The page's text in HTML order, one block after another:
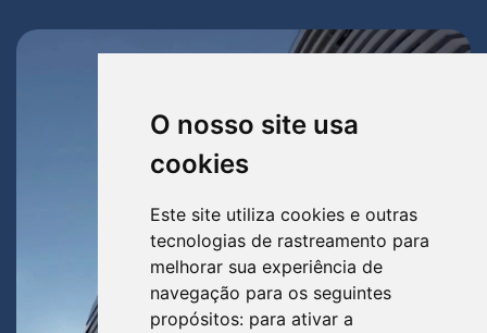
O nosso site usa
cookies
Este site utiliza cookies e outras
tecnologias de rastreamento para
melhorar sua experiência de
navegação para os seguintes
propósitos: para ativar a